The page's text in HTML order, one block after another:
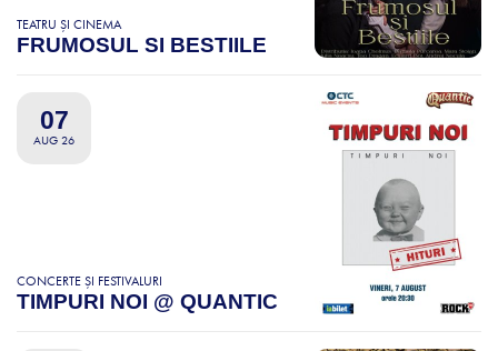
TEATRU ȘI CINEMA
FRUMOSUL SI BESTIILE
07
AUG 26
CONCERTE ȘI FESTIVALURI
TIMPURI NOI @ QUANTIC